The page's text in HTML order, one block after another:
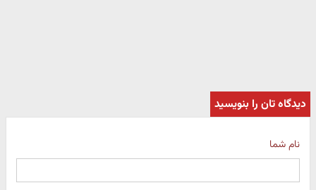
دیدگاه تان را بنویسید
نام شما